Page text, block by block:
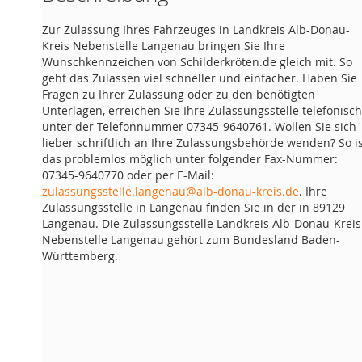
Zur Zulassung Ihres Fahrzeuges in Landkreis Alb-Donau-
Kreis Nebenstelle Langenau bringen Sie Ihre
Wunschkennzeichen von Schilderkröten.de gleich mit. So
geht das Zulassen viel schneller und einfacher. Haben Sie
Fragen zu Ihrer Zulassung oder zu den benötigten
Unterlagen, erreichen Sie Ihre Zulassungsstelle telefonisch
unter der Telefonnummer 07345-9640761. Wollen Sie sich
lieber schriftlich an Ihre Zulassungsbehörde wenden? So
das problemlos möglich unter folgender Fax-Nummer:
07345-9640770 oder per E-Mail:
zulassungsstelle.langenau@alb-donau-kreis.de. Ihre
Zulassungsstelle in Langenau finden Sie in der in 89129
Langenau. Die Zulassungsstelle Landkreis Alb-Donau-Kreis
Nebenstelle Langenau gehört zum Bundesland Baden-
Württemberg.